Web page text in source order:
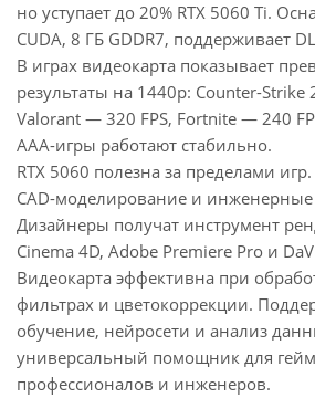
но уступает до 20% RTX 5060 Ti.
CUDA, 8 ГБ GDDR7, поддерживает
В играх видеокарта показывает
результаты на 1440p: Counter-Strike
Valorant — 320 FPS, Fortnite — 240
AAA-игры работают стабильно.
RTX 5060 полезна за пределами
CAD-моделирование и инженерные
Дизайнеры получат инструмент
Cinema 4D, Adobe Premiere Pro и
Видеокарта эффективна при
фильтрах и цветокоррекции.
обучение, нейросети и анализ
универсальный помощник для
профессионалов и инженеров.